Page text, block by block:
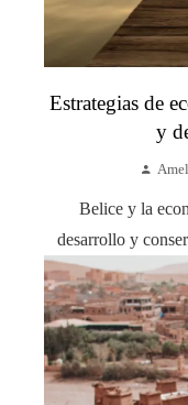
Estrategias de
y
Belice y la
desarrollo y